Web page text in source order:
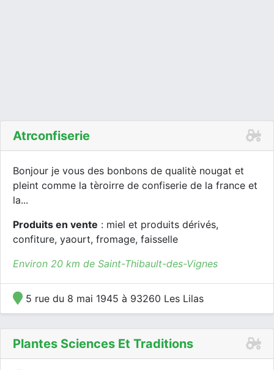
Atrconfiserie
Bonjour je vous des bonbons de qualitè nougat et
pleint comme la tèroirre de confiserie de la france et
la...
Produits en vente : miel et produits dérivés,
confiture, yaourt, fromage, faisselle
Environ 20 km de Saint-Thibault-des-Vignes
5 rue du 8 mai 1945 à 93260 Les Lilas
Plantes Sciences Et Traditions